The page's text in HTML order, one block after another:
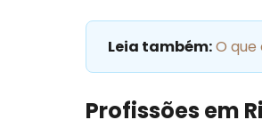
Leia também:O
Profissões em